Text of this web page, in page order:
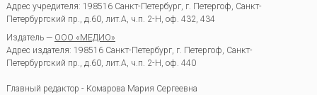
Адрес учредителя: 198516 Санкт-Петербург, г. Петергоф, Санкт-
Петербургский пр., д.60, лит.А, ч.п. 2-Н, оф. 432, 434
Издатель — ООО «МЕДИО»
Адрес издателя: 198516 Санкт-Петербург, г. Петергоф, Санкт-
Петербургский пр., д.60, лит.А, ч.п. 2-Н, оф. 440
Главный редактор - Комарова Мария Сергеевна